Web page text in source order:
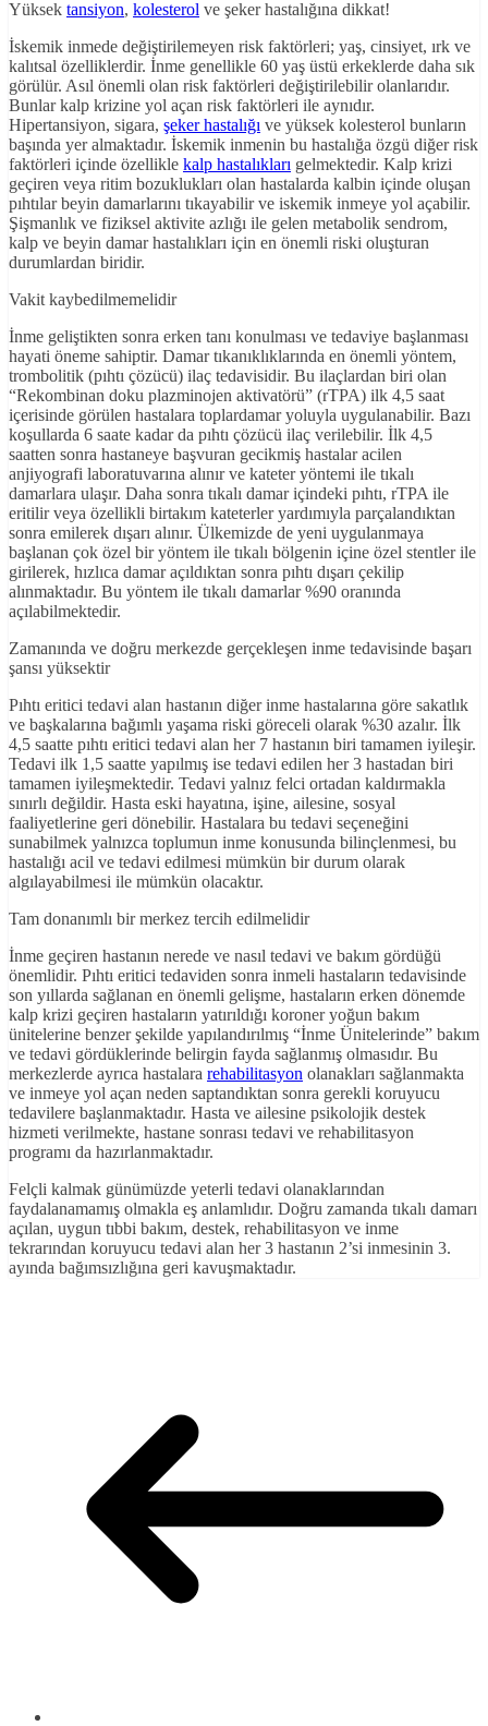
Yüksek tansiyon, kolesterol ve şeker hastalığına dikkat!
İskemik inmede değiştirilemeyen risk faktörleri; yaş, cinsiyet, ırk ve
kalıtsal özelliklerdir. İnme genellikle 60 yaş üstü erkeklerde daha sık
görülür. Asıl önemli olan risk faktörleri değiştirilebilir olanlarıdır.
Bunlar kalp krizine yol açan risk faktörleri ile aynıdır.
Hipertansiyon, sigara, şeker hastalığı ve yüksek kolesterol bunların
başında yer almaktadır. İskemik inmenin bu hastalığa özgü diğer risk
faktörleri içinde özellikle kalp hastalıkları gelmektedir. Kalp krizi
geçiren veya ritim bozuklukları olan hastalarda kalbin içinde oluşan
pıhtılar beyin damarlarını tıkayabilir ve iskemik inmeye yol açabilir.
Şişmanlık ve fiziksel aktivite azlığı ile gelen metabolik sendrom,
kalp ve beyin damar hastalıkları için en önemli riski oluşturan
durumlardan biridir.
Vakit kaybedilmemelidir
İnme geliştikten sonra erken tanı konulması ve tedaviye başlanması
hayati öneme sahiptir. Damar tıkanıklıklarında en önemli yöntem,
trombolitik (pıhtı çözücü) ilaç tedavisidir. Bu ilaçlardan biri olan
“Rekombinan doku plazminojen aktivatörü” (rTPA) ilk 4,5 saat
içerisinde görülen hastalara toplardamar yoluyla uygulanabilir. Bazı
koşullarda 6 saate kadar da pıhtı çözücü ilaç verilebilir. İlk 4,5
saatten sonra hastaneye başvuran gecikmiş hastalar acilen
anjiyografi laboratuvarına alınır ve kateter yöntemi ile tıkalı
damarlara ulaşır. Daha sonra tıkalı damar içindeki pıhtı, rTPA ile
eritilir veya özellikli birtakım kateterler yardımıyla parçalandıktan
sonra emilerek dışarı alınır. Ülkemizde de yeni uygulanmaya
başlanan çok özel bir yöntem ile tıkalı bölgenin içine özel stentler ile
girilerek, hızlıca damar açıldıktan sonra pıhtı dışarı çekilip
alınmaktadır. Bu yöntem ile tıkalı damarlar %90 oranında
açılabilmektedir.
Zamanında ve doğru merkezde gerçekleşen inme tedavisinde başarı
şansı yüksektir
Pıhtı eritici tedavi alan hastanın diğer inme hastalarına göre sakatlık
ve başkalarına bağımlı yaşama riski göreceli olarak %30 azalır. İlk
4,5 saatte pıhtı eritici tedavi alan her 7 hastanın biri tamamen iyileşir.
Tedavi ilk 1,5 saatte yapılmış ise tedavi edilen her 3 hastadan biri
tamamen iyileşmektedir. Tedavi yalnız felci ortadan kaldırmakla
sınırlı değildir. Hasta eski hayatına, işine, ailesine, sosyal
faaliyetlerine geri dönebilir. Hastalara bu tedavi seçeneğini
sunabilmek yalnızca toplumun inme konusunda bilinçlenmesi, bu
hastalığı acil ve tedavi edilmesi mümkün bir durum olarak
algılayabilmesi ile mümkün olacaktır.
Tam donanımlı bir merkez tercih edilmelidir
İnme geçiren hastanın nerede ve nasıl tedavi ve bakım gördüğü
önemlidir. Pıhtı eritici tedaviden sonra inmeli hastaların tedavisinde
son yıllarda sağlanan en önemli gelişme, hastaların erken dönemde
kalp krizi geçiren hastaların yatırıldığı koroner yoğun bakım
ünitelerine benzer şekilde yapılandırılmış “İnme Ünitelerinde” bakım
ve tedavi gördüklerinde belirgin fayda sağlanmış olmasıdır. Bu
merkezlerde ayrıca hastalara rehabilitasyon olanakları sağlanmakta
ve inmeye yol açan neden saptandıktan sonra gerekli koruyucu
tedavilere başlanmaktadır. Hasta ve ailesine psikolojik destek
hizmeti verilmekte, hastane sonrası tedavi ve rehabilitasyon
programı da hazırlanmaktadır.
Felçli kalmak günümüzde yeterli tedavi olanaklarından
faydalanamamış olmakla eş anlamlıdır. Doğru zamanda tıkalı damarı
açılan, uygun tıbbi bakım, destek, rehabilitasyon ve inme
tekrarından koruyucu tedavi alan her 3 hastanın 2’si inmesinin 3.
ayında bağımsızlığına geri kavuşmaktadır.